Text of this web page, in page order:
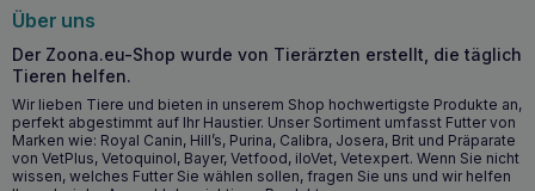
Standardnahrung fehlen können
Wann sollten Sie mit der Einnahme
vonVETPLUS Coatex Haut- und Fellkrankheiten
60 Kapseln beginnen?
Die Einnahme vonVETPLUS Coatex Haut- und
Fellkrankheiten 60 Kapselnwird für Hunde und Katzen
Über uns
Der Zoona.eu-Shop wurde von Tierärzten erstellt, die täglich
Tieren helfen.
Wir lieben Tiere und bieten in unserem Shop hochwertigste Produkte an,
perfekt abgestimmt auf Ihr Haustier. Unser Sortiment umfasst Futter von
Marken wie: Royal Canin, Hill’s, Purina, Calibra, Josera, Brit und Präparate
von VetPlus, Vetoquinol, Bayer, Vetfood, iloVet, Vetexpert. Wenn Sie nicht
wissen, welches Futter Sie wählen sollen, fragen Sie uns und wir helfen